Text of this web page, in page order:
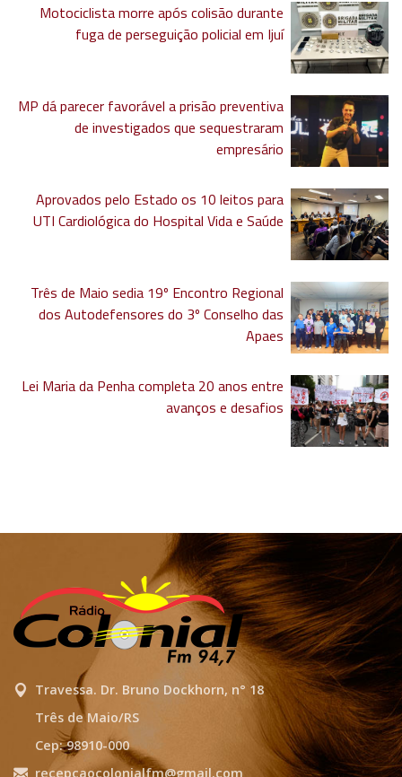
Motociclista morre após colisão durante
fuga de perseguição policial em Ijuí
MP dá parecer favorável a prisão preventiva
de investigados que sequestraram
empresário
Aprovados pelo Estado os 10 leitos para
UTI Cardiológica do Hospital Vida e Saúde
Três de Maio sedia 19º Encontro Regional
dos Autodefensores do 3º Conselho das
Apaes
Lei Maria da Penha completa 20 anos entre
avanços e desafios
Travessa. Dr. Bruno Dockhorn, n° 18
Três de Maio/RS
Cep: 98910-000
recepcaocolonialfm@gmail.com